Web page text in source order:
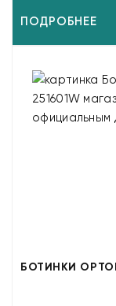
ПОДРОБНЕЕ
БОТИНКИ